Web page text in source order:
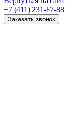
+7 (411) 231-87-88
Заказать звонок